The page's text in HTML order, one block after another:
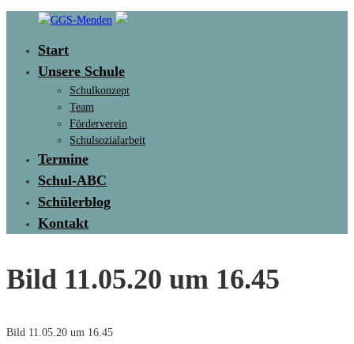
content
Menden
Start
Unsere Schule
Schulkonzept
Team
Förderverein
Schulsozialarbeit
Termine
Schul-ABC
Schülerblog
Kontakt
Bild 11.05.20 um 16.45
Bild 11.05.20 um 16.45